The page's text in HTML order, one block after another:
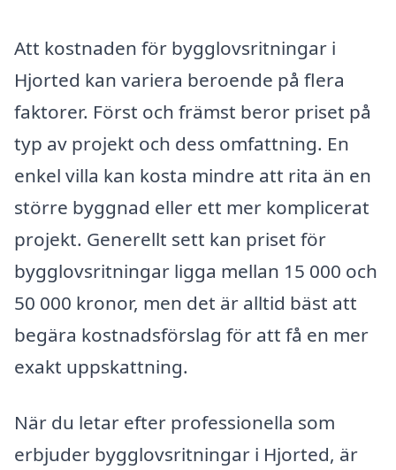
Att kostnaden för bygglovsritningar i
Hjorted kan variera beroende på flera
faktorer. Först och främst beror priset på
typ av projekt och dess omfattning. En
enkel villa kan kosta mindre att rita än en
större byggnad eller ett mer komplicerat
projekt. Generellt sett kan priset för
bygglovsritningar ligga mellan 15 000 och
50 000 kronor, men det är alltid bäst att
begära kostnadsförslag för att få en mer
exakt uppskattning.
När du letar efter professionella som
erbjuder bygglovsritningar i Hjorted, är